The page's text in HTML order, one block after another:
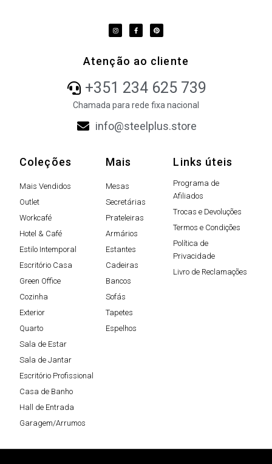
Atenção ao cliente
+351 234 625 739
Chamada para rede fixa nacional
info@steelplus.store
Coleções
Mais Vendidos
Outlet
Workcafé
Hotel & Café
Estilo Intemporal
Escritório Casa
Green Office
Cozinha
Exterior
Quarto
Sala de Estar
Sala de Jantar
Escritório Profissional
Casa de Banho
Hall de Entrada
Garagem/Arrumos
Mais
Mesas
Secretárias
Prateleiras
Armários
Estantes
Cadeiras
Bancos
Sofás
Tapetes
Espelhos
Links úteis
Programa de
Afiliados
Trocas e Devoluções
Termos e Condições
Política de
Privacidade
Livro de Reclamações